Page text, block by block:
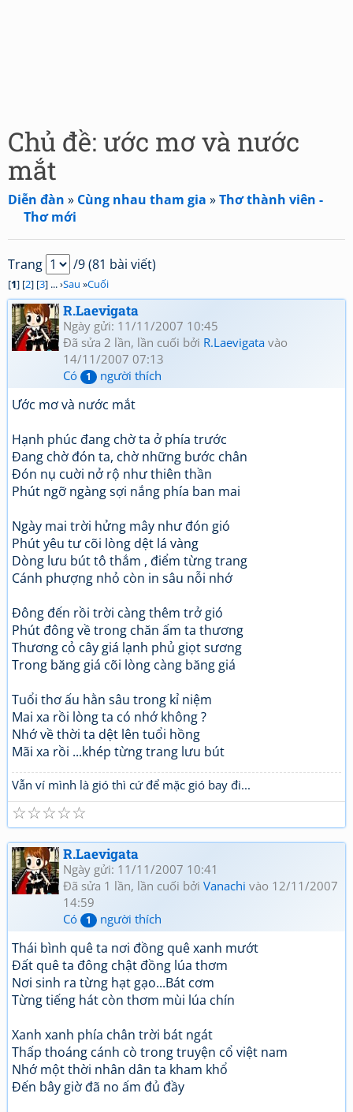
Chủ đề: ước mơ và nước
mắt
Diễn đàn » Cùng nhau tham gia »Thơ thành viên -
Thơ mới
Trang /9 (81 bài viết)
[1] [2] [3] ... ›Sau »Cuối
R.Laevigata
Ngày gửi: 11/11/2007 10:45
Đã sửa 2 lần, lần cuối bởi R.Laevigata vào
14/11/2007 07:13
Có
1 người thích
Ước mơ và nước mắt
Hạnh phúc đang chờ ta ở phía trước
Đang chờ đón ta, chờ những bước chân
Đón nụ cuời nở rộ như thiên thần
Phút ngỡ ngàng sợi nắng phía ban mai
Ngày mai trời hửng mây như đón gió
Phút yêu tư cõi lòng dệt lá vàng
Dòng lưu bút tô thắm , điểm từng trang
Cánh phượng nhỏ còn in sâu nỗi nhớ
Đông đến rồi trời càng thêm trở gió
Phút đông về trong chăn ấm ta thương
Thương cỏ cây giá lạnh phủ giọt sương
Trong băng giá cõi lòng càng băng giá
Tuổi thơ ấu hằn sâu trong kỉ niệm
Mai xa rồi lòng ta có nhớ không ?
Nhớ về thời ta dệt lên tuổi hồng
Mãi xa rồi ...khép từng trang lưu bút
Vẫn ví mình là gió thì cứ để mặc gió bay đi...
☆
☆
☆
☆
☆
R.Laevigata
Ngày gửi: 11/11/2007 10:41
Đã sửa 1 lần, lần cuối bởi Vanachi vào 12/11/2007
14:59
Có
1 người thích
Thái bình quê ta nơi đồng quê xanh mướt
Đất quê ta đông chật đồng lúa thơm
Nơi sinh ra từng hạt gạo...Bát cơm
Từng tiếng hát còn thơm mùi lúa chín
Xanh xanh phía chân trời bát ngát
Thấp thoáng cánh cò trong truyện cổ việt nam
Nhớ một thời nhân dân ta kham khổ
Đến bây giờ đã no ấm đủ đầy